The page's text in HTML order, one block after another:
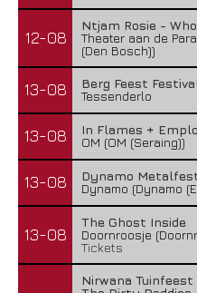
12-08
Ntjam Rosie -
Theater aan de
(Den Bosch))
13-08
Berg Feest
Tessenderlo
13-08
In Flames +
OM (OM (Seraing))
13-08
Dynamo
Dynamo (Dynamo
13-08
The Ghost Inside
Doornroosje
Tickets
Nirwana Tuinfeest